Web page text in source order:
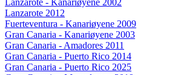
Lanzarote - Kanariøyene 2002
Lanzarote 2012
Fuerteventura - Kanariøyene 2009
Gran Canaria - Kanariøyene 2003
Gran Canaria - Amadores 2011
Gran Canaria - Puerto Rico 2014
Gran Canaria - Puerto Rico 2025